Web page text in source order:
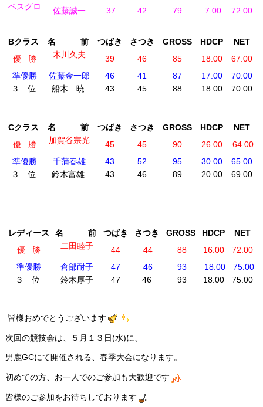
ベスグロ
佐藤誠一 37 42 79 7.00 72.00
Bクラス 名 前 つばき さつき GROSS HDCP
NET
優 勝
木川久夫 39 46 85 18.00
67.00
準優勝
佐藤金一郎 46 41 87 17.00
70.00
３ 位
船木 暁 43 45 88 18.00 70.00
Cクラス 名 前 つばき さつき GROSS HDCP
NET
優 勝
加賀谷宗光 45 45 90 26.00
64.00
準優勝
千蒲春雄 43 52 95 30.00
65.00
３ 位
鈴木富雄 43 46 89 20.00 69.00
レディース 名 前 つばき さつき GROSS HDCP
NET
優 勝
二田睦子 44 44 88 16.00
72.00
準優勝
倉部耐子 47 46 93 18.00
75.00
３ 位
鈴木厚子 47 46 93 18.00 75.00
皆様おめでとうございます
次回の競技会は、５月１３日(水)に、
男鹿GCにて開催される、春季大会になります。
初めての方、お一人でのご参加も大歓迎です
皆様のご参加をお待ちしております